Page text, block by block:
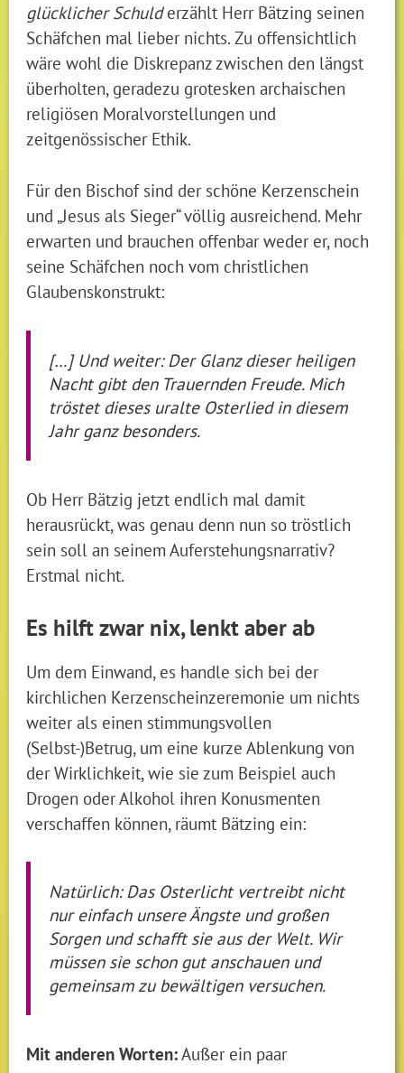
glücklicher Schulderzählt Herr Bätzing seinen
Schäfchen mal lieber nichts. Zu offensichtlich
wäre wohl die Diskrepanz zwischen den längst
überholten, geradezu grotesken archaischen
religiösen Moralvorstellungen und
zeitgenössischer Ethik.
Für den Bischof sind der schöne Kerzenschein
und „Jesus als Sieger“ völlig ausreichend. Mehr
erwarten und brauchen offenbar weder er, noch
seine Schäfchen noch vom christlichen
Glaubenskonstrukt:
[…] Und weiter: Der Glanz dieser heiligen
Nacht gibt den Trauernden Freude. Mich
tröstet dieses uralte Osterlied in diesem
Jahr ganz besonders.
Ob Herr Bätzig jetzt endlich mal damit
herausrückt, was genau denn nun so tröstlich
sein soll an seinem Auferstehungsnarrativ?
Erstmal nicht.
Es hilft zwar nix, lenkt aber ab
Um dem Einwand, es handle sich bei der
kirchlichen Kerzenscheinzeremonie um nichts
weiter als einen stimmungsvollen
(Selbst-)Betrug, um eine kurze Ablenkung von
der Wirklichkeit, wie sie zum Beispiel auch
Drogen oder Alkohol ihren Konusmenten
verschaffen können, räumt Bätzing ein:
Natürlich: Das Osterlicht vertreibt nicht
nur einfach unsere Ängste und großen
Sorgen und schafft sie aus der Welt. Wir
müssen sie schon gut anschauen und
gemeinsam zu bewältigen versuchen.
Mit anderen Worten:Außer ein paar